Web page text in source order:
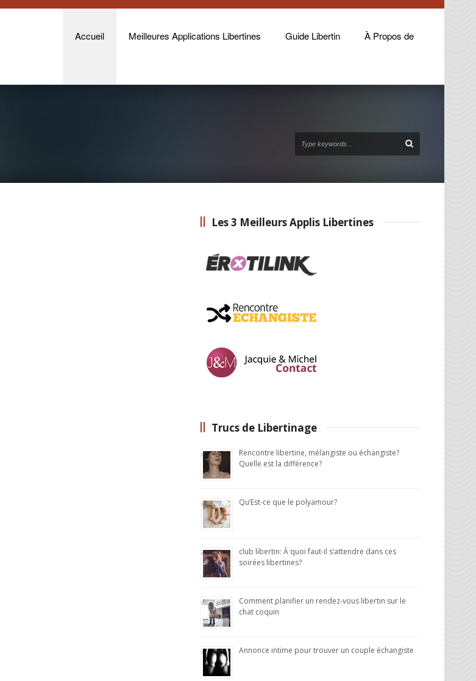
Accueil Meilleures Applications Libertines Guide Libertin À Propos de
Les 3 Meilleurs Applis Libertines
Trucs de Libertinage
Rencontre libertine, mélangiste ou échangiste?
Quelle est la différence?
Qu’Est-ce que le polyamour?
club libertin: À quoi faut-il s’attendre dans ces
soirées libertines?
Comment planifier un rendez-vous libertin sur le
chat coquin
Annonce intime pour trouver un couple échangiste